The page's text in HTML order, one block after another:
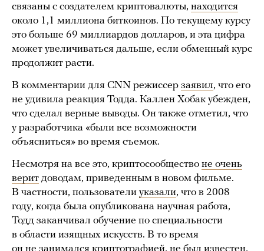
связаны с создателем криптовалюты, находится
около 1,1 миллиона биткоинов. По текущему курсу
это больше 69 миллиардов долларов, и эта цифра
может увеличиваться дальше, если обменный курс
продолжит расти.
В комментарии для CNN режиссер заявил, что его
не удивила реакция Тодда. Каллен Хобак убежден,
что сделал верные выводы. Он также отметил, что
у разработчика «были все возможности
объясниться» во время съемок.
Несмотря на все это, криптосообщество не очень
верит доводам, приведенным в новом фильме.
В частности, пользователи указали, что в 2008
году, когда была опубликована научная работа,
Тодд заканчивал обучение по специальности
в области изящных искусств. В то время
он не занимался криптографией, не был известен,